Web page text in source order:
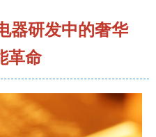
器研发中的奢华
革命